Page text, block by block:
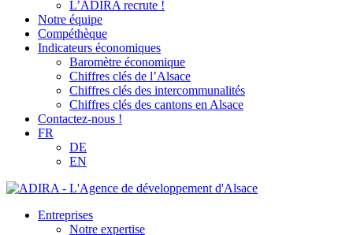
L’ADIRA recrute !
Notre équipe
Compéthèque
Indicateurs économiques
Baromètre économique
Chiffres clés de l’Alsace
Chiffres clés des intercommunalités
Chiffres clés des cantons en Alsace
Contactez-nous !
FR
DE
EN
Entreprises
Notre expertise